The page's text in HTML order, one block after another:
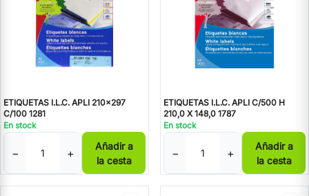
ETIQUETAS I.L.C. APLI 210x297
C/100 1281
En stock
− +
Añadir a
la cesta
ETIQUETAS I.L.C. APLI C/500 H
210,0 X 148,0 1787
En stock
− +
Añadir a
la cesta